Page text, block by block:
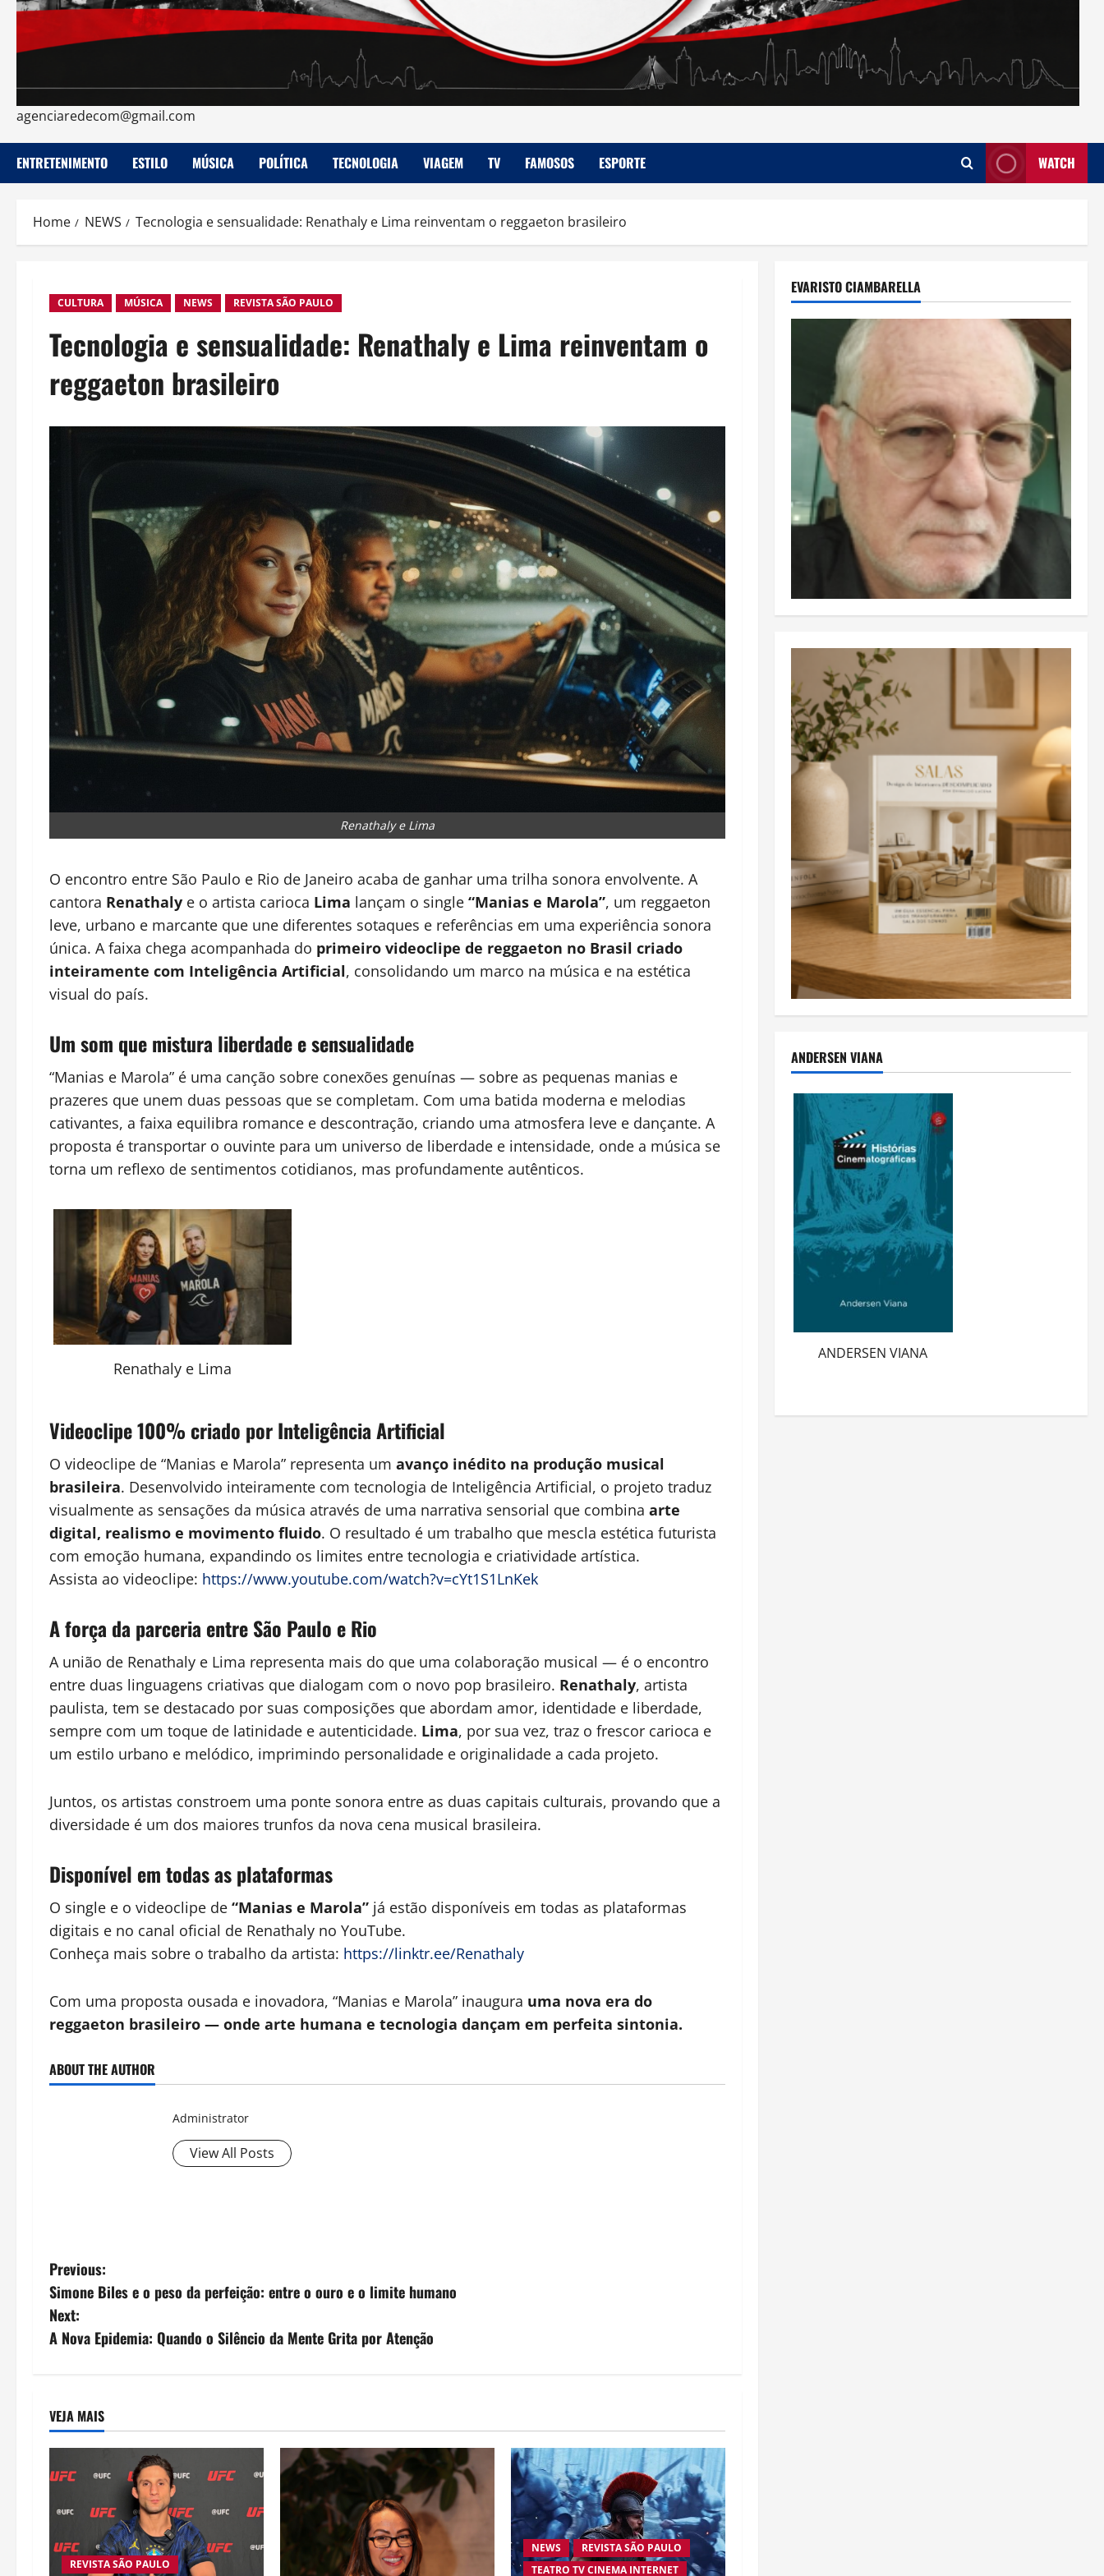
agenciaredecom@gmail.com
ENTRETENIMENTO ESTILO MÚSICA POLÍTICA TECNOLOGIA VIAGEM TV FAMOSOS ESPORTE WATCH
Home NEWS Tecnologia e sensualidade: Renathaly e Lima reinventam o reggaeton brasileiro
CULTURA MÚSICA NEWS REVISTA SÃO PAULO
Tecnologia e sensualidade: Renathaly e Lima reinventam o
reggaeton brasileiro
Renathaly e Lima
O encontro entre São Paulo e Rio de Janeiro acaba de ganhar uma trilha sonora envolvente. A
cantora Renathaly e o artista carioca Lima lançam o single “Manias e Marola”, um reggaeton
leve, urbano e marcante que une diferentes sotaques e referências em uma experiência sonora
única. A faixa chega acompanhada do primeiro videoclipe de reggaeton no Brasil criado
inteiramente com Inteligência Artificial, consolidando um marco na música e na estética
visual do país.
Um som que mistura liberdade e sensualidade
“Manias e Marola” é uma canção sobre conexões genuínas — sobre as pequenas manias e
prazeres que unem duas pessoas que se completam. Com uma batida moderna e melodias
cativantes, a faixa equilibra romance e descontração, criando uma atmosfera leve e dançante. A
proposta é transportar o ouvinte para um universo de liberdade e intensidade, onde a música se
torna um reflexo de sentimentos cotidianos, mas profundamente autênticos.
Renathaly e Lima
Videoclipe 100% criado por Inteligência Artificial
O videoclipe de “Manias e Marola” representa um avanço inédito na produção musical
brasileira. Desenvolvido inteiramente com tecnologia de Inteligência Artificial, o projeto traduz
visualmente as sensações da música através de uma narrativa sensorial que combina arte
digital, realismo e movimento fluido. O resultado é um trabalho que mescla estética futurista
com emoção humana, expandindo os limites entre tecnologia e criatividade artística.
Assista ao videoclipe: https://www.youtube.com/watch?v=cYt1S1LnKek
A força da parceria entre São Paulo e Rio
A união de Renathaly e Lima representa mais do que uma colaboração musical — é o encontro
entre duas linguagens criativas que dialogam com o novo pop brasileiro. Renathaly, artista
paulista, tem se destacado por suas composições que abordam amor, identidade e liberdade,
sempre com um toque de latinidade e autenticidade. Lima, por sua vez, traz o frescor carioca e
um estilo urbano e melódico, imprimindo personalidade e originalidade a cada projeto.
Juntos, os artistas constroem uma ponte sonora entre as duas capitais culturais, provando que a
diversidade é um dos maiores trunfos da nova cena musical brasileira.
Disponível em todas as plataformas
O single e o videoclipe de “Manias e Marola” já estão disponíveis em todas as plataformas
digitais e no canal oficial de Renathaly no YouTube.
Conheça mais sobre o trabalho da artista: https://linktr.ee/Renathaly
Com uma proposta ousada e inovadora, “Manias e Marola” inaugura uma nova era do
reggaeton brasileiro — onde arte humana e tecnologia dançam em perfeita sintonia.
ABOUT THE AUTHOR
Administrator
View All Posts
P
o
s
n
a
v
g
Previous:
Simone Biles e o peso da perfeição: entre o ouro e o limite humano
Next:
A Nova Epidemia: Quando o Silêncio da Mente Grita por Atenção
VEJA MAIS
REVISTA SÃO PAULO
NEWS
REVISTA SÃO PAULO
TEATRO TV CINEMA INTERNET
EVARISTO CIAMBARELLA
ANDERSEN VIANA
ANDERSEN VIANA